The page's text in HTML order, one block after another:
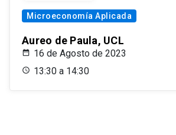
Microeconomía Aplicada
Aureo de Paula, UCL
16 de Agosto de 2023
13:30 a 14:30